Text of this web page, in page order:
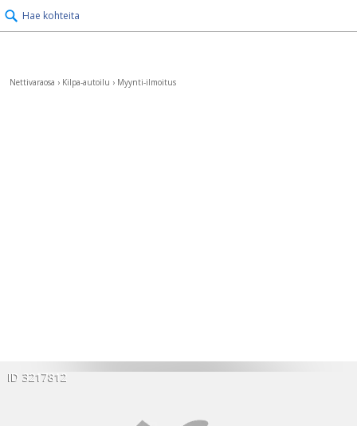
Hae kohteita
Nettivaraosa › Kilpa-autoilu › Myynti-ilmoitus
ID 3217812